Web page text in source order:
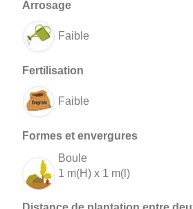
Faible
Faible
Boule
1 m(H) x 1 m(l)